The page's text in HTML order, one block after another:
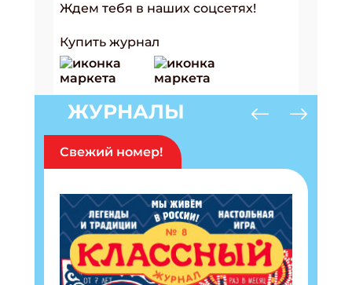
Ждем тебя в наших соцсетях!
Купить журнал
ЖУРНАЛЫ
Свежий номер!